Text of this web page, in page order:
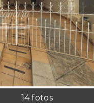
14fotos